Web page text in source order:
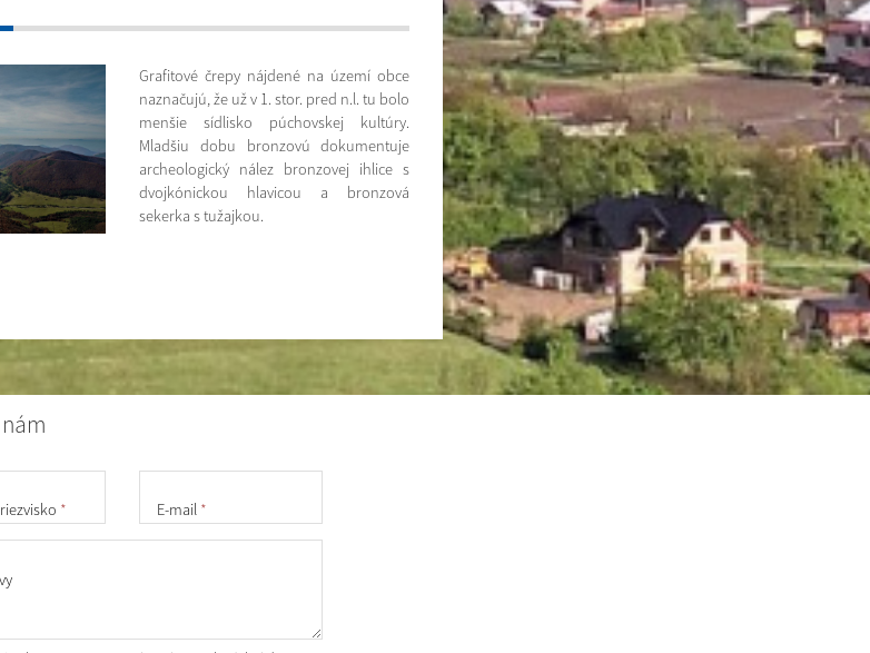
Grafitové črepy nájdené na území obce
naznačujú, že už v 1. stor. pred n.l. tu bolo
menšie sídlisko púchovskej kultúry.
Mladšiu dobu bronzovú dokumentuje
archeologický nález bronzovej ihlice s
dvojkónickou hlavicou a bronzová
sekerka s tužajkou.
* E-mail *